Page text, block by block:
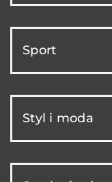
Sport
Styl i moda